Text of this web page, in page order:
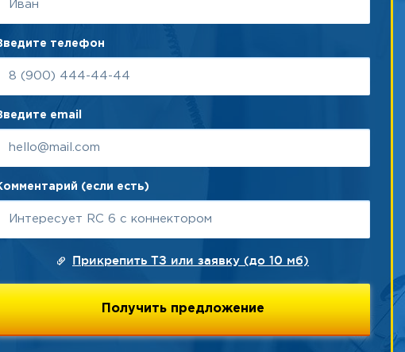
телефон
email
(если есть)
Прикрепить ТЗ или заявку (до 10 мб)